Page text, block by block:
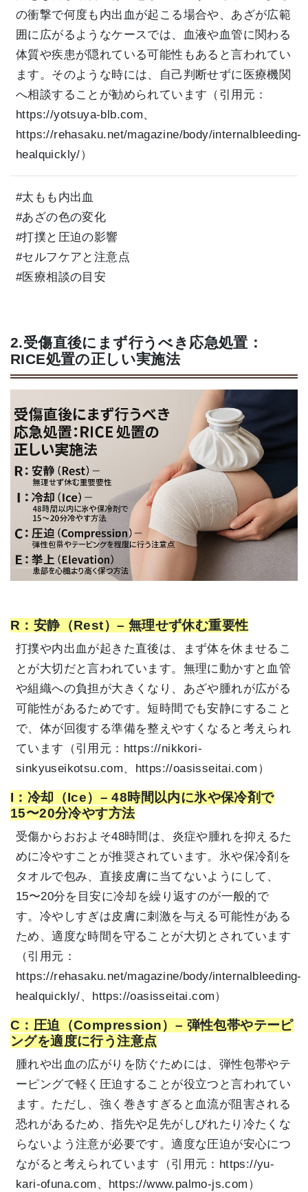
の衝撃で何度も内出血が起こる場合や、あざが広範
囲に広がるようなケースでは、血液や血管に関わる
体質や疾患が隠れている可能性もあると言われてい
ます。そのような時には、自己判断せずに医療機関
へ相談することが勧められています（引用元：
https://yotsuya-blb.com、
https://rehasaku.net/magazine/body/internalbleeding-
healquickly/）
#太もも内出血
#あざの色の変化
#打撲と圧迫の影響
#セルフケアと注意点
#医療相談の目安
2.受傷直後にまず行うべき応急処置：
RICE処置の正しい実施法
R：安静（Rest）– 無理せず休む重要性
打撲や内出血が起きた直後は、まず体を休ませるこ
とが大切だと言われています。無理に動かすと血管
や組織への負担が大きくなり、あざや腫れが広がる
可能性があるためです。短時間でも安静にすること
で、体が回復する準備を整えやすくなると考えられ
ています（引用元： https://nikkori-
sinkyuseikotsu.com、https://oasisseitai.com）
I：冷却（Ice）– 48時間以内に氷や保冷剤で
15〜20分冷やす方法
受傷からおおよそ48時間は、炎症や腫れを抑えるた
めに冷やすことが推奨されています。氷や保冷剤を
タオルで包み、直接皮膚に当てないようにして、
15〜20分を目安に冷却を繰り返すのが一般的で
す。冷やしすぎは皮膚に刺激を与える可能性がある
ため、適度な時間を守ることが大切とされています
（引用元：
https://rehasaku.net/magazine/body/internalbleeding-
healquickly/、https://oasisseitai.com）
C：圧迫（Compression）– 弾性包帯やテーピ
ングを適度に行う注意点
腫れや出血の広がりを防ぐためには、弾性包帯やテ
ーピングで軽く圧迫することが役立つと言われてい
ます。ただし、強く巻きすぎると血流が阻害される
恐れがあるため、指先や足先がしびれたり冷たくな
らないよう注意が必要です。適度な圧迫が安心につ
ながると考えられています（引用元： https://yu-
kari-ofuna.com、https://www.palmo-js.com）